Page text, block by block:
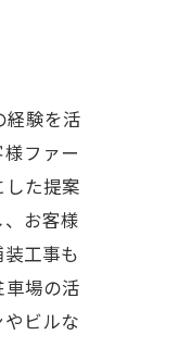
験を活
ファー
た提案
お客様
工事も
場の活
ビルな